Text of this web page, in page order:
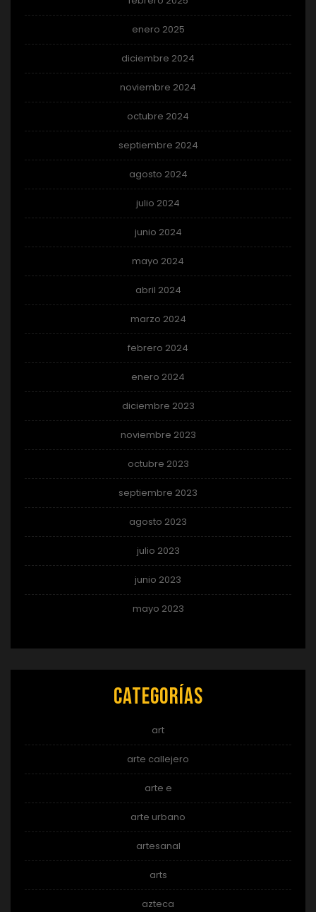
enero 2025
diciembre 2024
noviembre 2024
octubre 2024
septiembre 2024
agosto 2024
julio 2024
junio 2024
mayo 2024
abril 2024
marzo 2024
febrero 2024
enero 2024
diciembre 2023
noviembre 2023
octubre 2023
septiembre 2023
agosto 2023
julio 2023
junio 2023
mayo 2023
Categorías
art
arte callejero
arte e
arte urbano
artesanal
arts
azteca